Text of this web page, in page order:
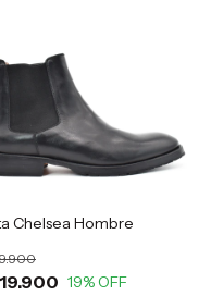
Chelsea Hombre
19% OFF